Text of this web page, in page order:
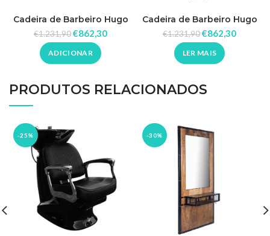
Cadeira de Barbeiro Hugo
BR
€1.231,90€862,30
ADICIONAR
Cadeira de Barbeiro Hugo
B
€1.231,90€862,30
LER MAIS
PRODUTOS RELACIONADOS
-25% -30%